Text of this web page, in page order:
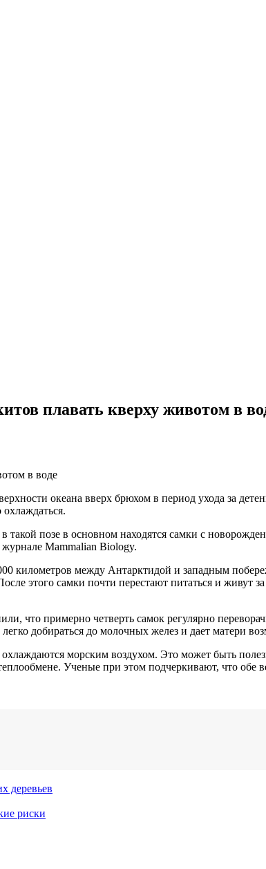
плавать кверху животом в
океана вверх брюхом в период ухода за
такой позе в основном находятся самки с
Mammalian Biology.
километров между Антарктидой и западным
этого самки почти перестают питаться и живут
что примерно четверть самок регулярно
добираться до молочных желез и дает матери
морским воздухом. Это может быть
Ученые при этом подчеркивают, что обе
деревьев
риски